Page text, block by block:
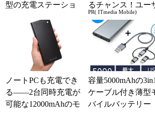
型の充電ステーショ
るチャンス！ユー
ー座談会開催
PR( ITmedia Mobile)
ノートPCも充電でき
る――2台同時充電が
可能な12000mAhのモ
容量5000mAhの
ケーブル付き薄型
バイルバッテリー